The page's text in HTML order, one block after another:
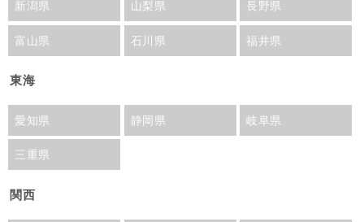
新潟県 山梨県 長野県
富山県 石川県 福井県
東海
愛知県 静岡県 岐阜県
三重県
関西